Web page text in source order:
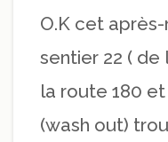
O.K cet
sentier 22 ( de
la route 180
(wash out)